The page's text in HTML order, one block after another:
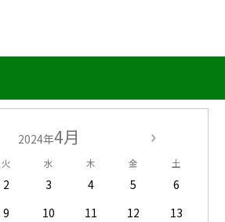
2024年4月
火 水 木 金 土
2 3 4 5
6
9 10 11 12
13